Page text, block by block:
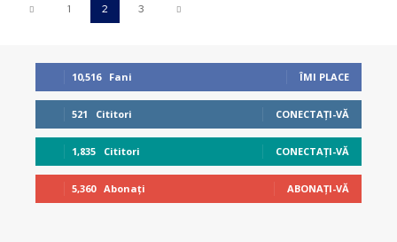
1 2 3
10,516 Fani ÎMI PLACE
521 Cititori CONECTAȚI-VĂ
1,835 Cititori CONECTAȚI-VĂ
5,360 Abonați ABONAȚI-VĂ